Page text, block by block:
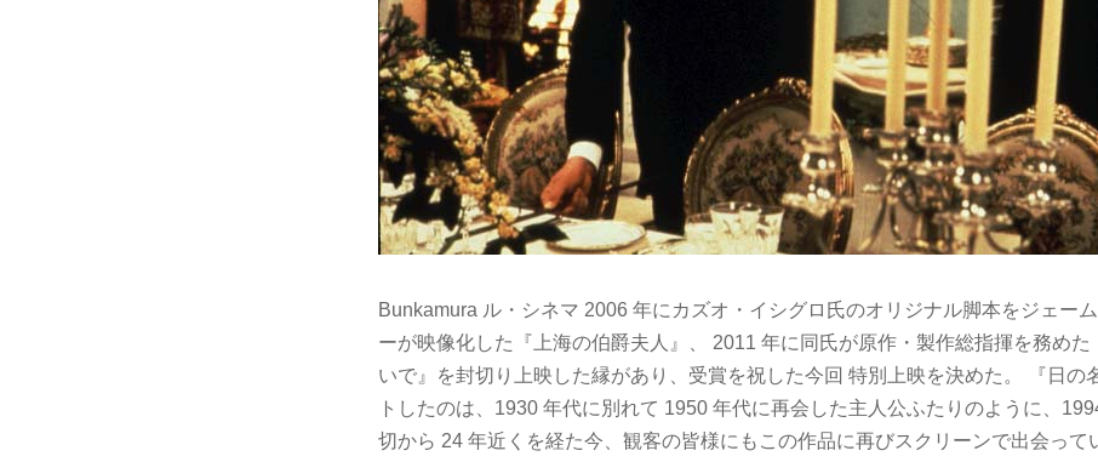
Bunkamura ル・シネマ 2006 年にカズオ・イシグロ氏のオリジナル脚本をジェー
ーが映像化した『上海の伯爵夫人』、 2011 年に同氏が原作・製作総指揮を務めた
いで』を封切り上映した縁があり、受賞を祝した今回 特別上映を決めた。 『日の
トしたのは、1930 年代に別れて 1950 年代に再会した主人公ふたりのように、
切から 24 年近くを経た今、観客の皆様にもこの作品に再びスクリーンで出会って